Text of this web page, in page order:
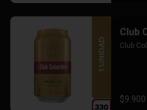
Club
Club
$9.900